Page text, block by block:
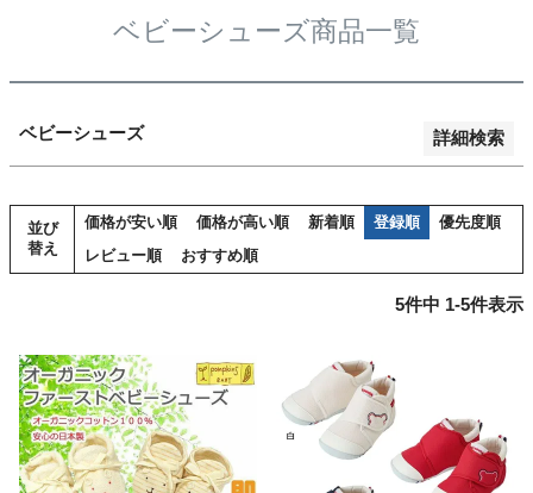
ベビーシューズ商品一覧
ベビーシューズ 詳細検索
キーワードヒット順
検索
並び
替え
価格が安い順 価格が高い順 新着順 登録順
優先度順
レビュー順
おすすめ順
5件中 1-5件表示